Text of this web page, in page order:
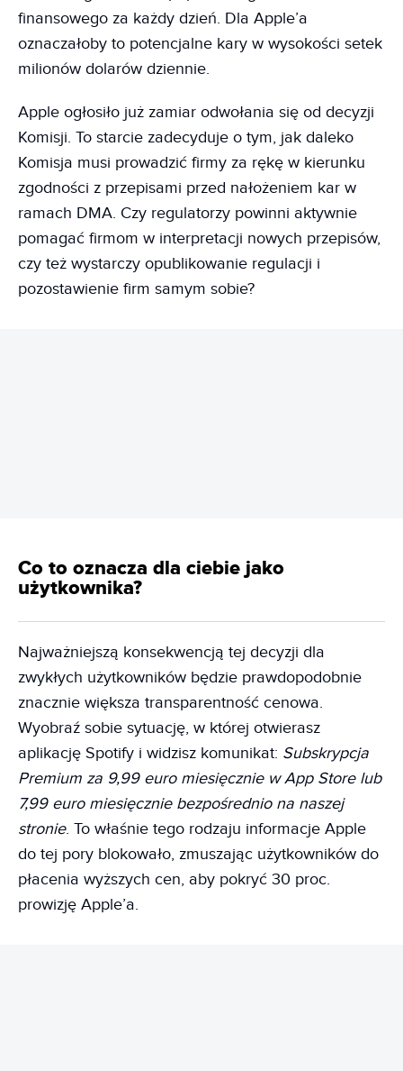
finansowego za każdy dzień. Dla Apple’a
oznaczałoby to potencjalne kary w wysokości setek
milionów dolarów dziennie.
Apple ogłosiło już zamiar odwołania się od decyzji
Komisji. To starcie zadecyduje o tym, jak daleko
Komisja musi prowadzić firmy za rękę w kierunku
zgodności z przepisami przed nałożeniem kar w
ramach DMA. Czy regulatorzy powinni aktywnie
pomagać firmom w interpretacji nowych przepisów,
czy też wystarczy opublikowanie regulacji i
pozostawienie firm samym sobie?
Co to oznacza dla ciebie jako
użytkownika?
Najważniejszą konsekwencją tej decyzji dla
zwykłych użytkowników będzie prawdopodobnie
znacznie większa transparentność cenowa.
Wyobraź sobie sytuację, w której otwierasz
aplikację Spotify i widzisz komunikat: Subskrypcja
Premium za 9,99 euro miesięcznie w App Store lub
7,99 euro miesięcznie bezpośrednio na naszej
stronie. To właśnie tego rodzaju informacje Apple
do tej pory blokowało, zmuszając użytkowników do
płacenia wyższych cen, aby pokryć 30 proc.
prowizję Apple’a.